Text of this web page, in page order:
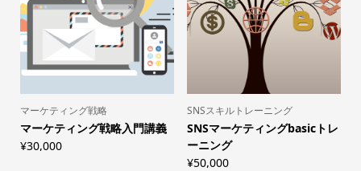
マーケティング戦略
マーケティング戦略入門講義
¥30,000
SNSスキルトレーニング
SNSマーケティングbasicトレ
ーニング
¥50,000